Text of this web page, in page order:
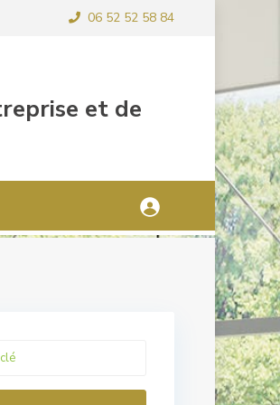
06 52 52 58 84